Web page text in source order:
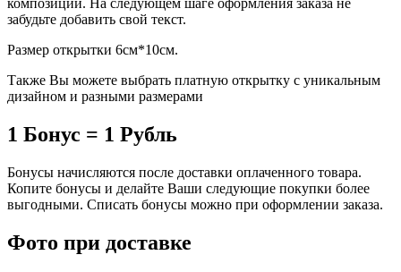
композиции. На следующем шаге оформления заказа не
забудьте добавить свой текст.
Размер открытки 6см*10см.
Также Вы можете выбрать платную открытку с уникальным
дизайном и разными размерами
1 Бонус = 1 Рубль
Бонусы начисляются после доставки оплаченного товара.
Копите бонусы и делайте Ваши следующие покупки более
выгодными. Списать бонусы можно при оформлении заказа.
Фото при доставке